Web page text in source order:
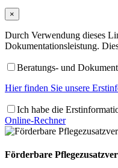
×
Durch Verwendung dieses
Dokumentationsleistung.
Beratungs- und
Hier finden Sie unsere
Ich habe die
Online-Rechner
Förderbare